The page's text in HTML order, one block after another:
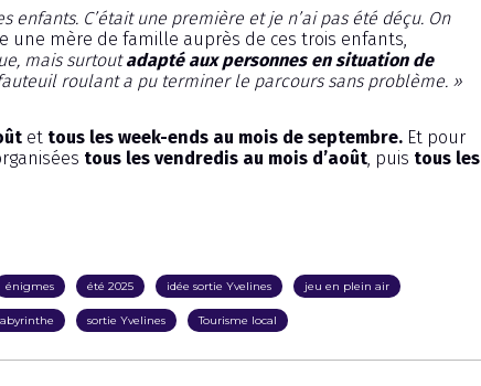
C’était une première et je n’ai pas été déçu. On
une mère de famille auprès de ces trois enfants,
mais surtoutadapté aux personnes en situation de
roulant a pu terminer le parcours sans problème. »
et tous les week-ends au mois de septembre. Et pour
tous les vendredis au mois d’août, puis tous les
énigmes été 2025 idée sortie Yvelines jeu en plein air
sortie Yvelines Tourisme local